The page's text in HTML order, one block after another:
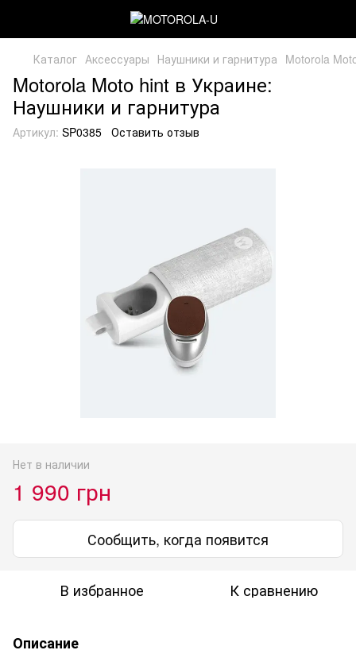
Каталог Аксессуары Наушники и гарнитура Motorola
Motorola Moto hint в Украине:
Наушники и гарнитура
Артикул: SP0385 Оставить отзыв
Нет в наличии
1 990 грн
Сообщить, когда появится
В избранное К сравнению
Описание